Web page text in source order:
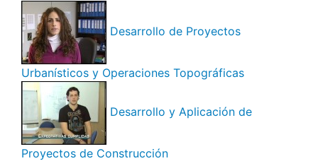
Desarrollo de Proyectos
Urbanísticos y Operaciones Topográficas
Desarrollo y Aplicación de
Proyectos de Construcción